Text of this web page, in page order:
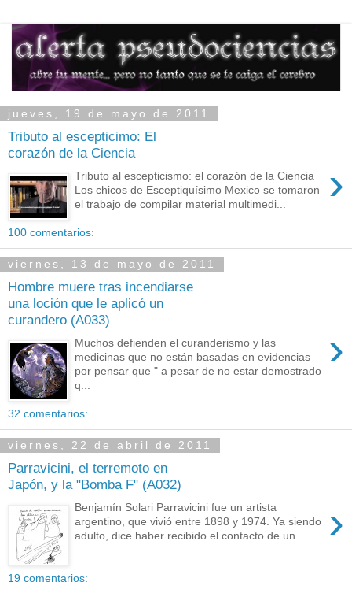
jueves, 19 de mayo de 2011
Tributo al escepticimo: El
corazón de la Ciencia
›
Tributo al escepticismo: el corazón de la Ciencia
Los chicos de Esceptiquísimo Mexico se tomaron
el trabajo de compilar material multimedi...
100 comentarios:
viernes, 13 de mayo de 2011
Hombre muere tras incendiarse
una loción que le aplicó un
curandero (A033)
›
Muchos defienden el curanderismo y las
medicinas que no están basadas en evidencias
por pensar que " a pesar de no estar demostrado
q...
32 comentarios:
viernes, 22 de abril de 2011
Parravicini, el terremoto en
Japón, y la "Bomba F" (A032)
›
Benjamín Solari Parravicini fue un artista
argentino, que vivió entre 1898 y 1974. Ya siendo
adulto, dice haber recibido el contacto de un ...
19 comentarios: